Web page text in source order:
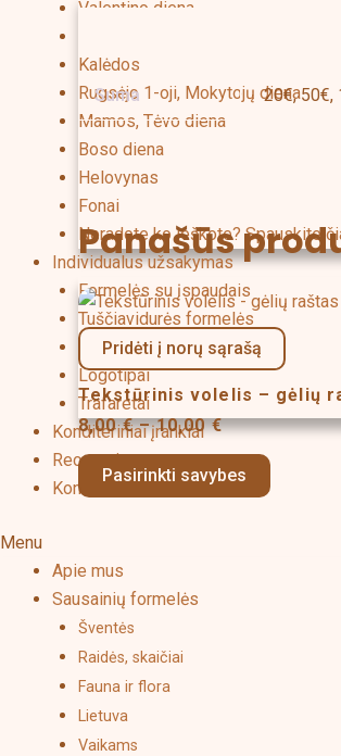
Valentino diena
Kalėdos
Rugsėjo 1-oji, Mokytojų diena
Mamos, Tėvo diena
Boso diena
Helovynas
Fonai
Neradote ko ieškote? Spauskite
Individualus užsakymas
Formelės su įspaudais
Tuščiavidurės formelės
Tekstinės formelės
Logotipai
Trafaretai
Konditeriniai įrankiai
Receptai
Kontaktai
Menu
Apie mus
Sausainių formelės
Šventės
Raidės, skaičiai
Fauna ir flora
Lietuva
Vaikams
Suma 20€, 50€,
Panašūs
Pridėti į norų sąrašą
Tekstūrinis volelis – gėlių
8,00€ – 10,00€
Price
range:
8,00 €
through
10,00 €
Pasirinkti savybes
This
product
has
multiple
options
may